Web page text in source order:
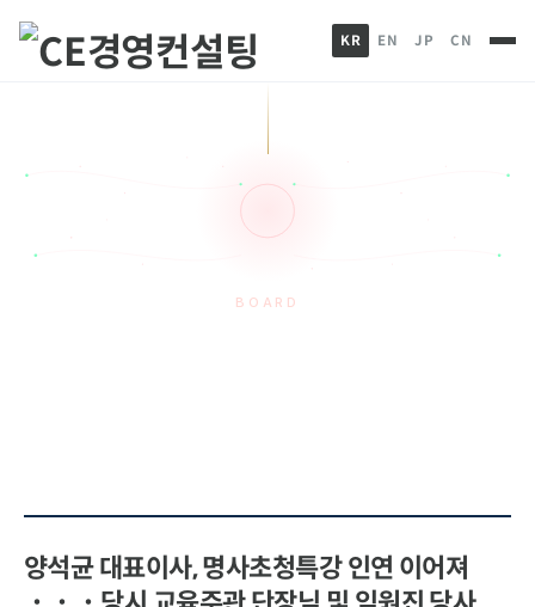
KR EN JP CN
BOARD
양석균 대표이사, 명사초청특강 인연 이어져